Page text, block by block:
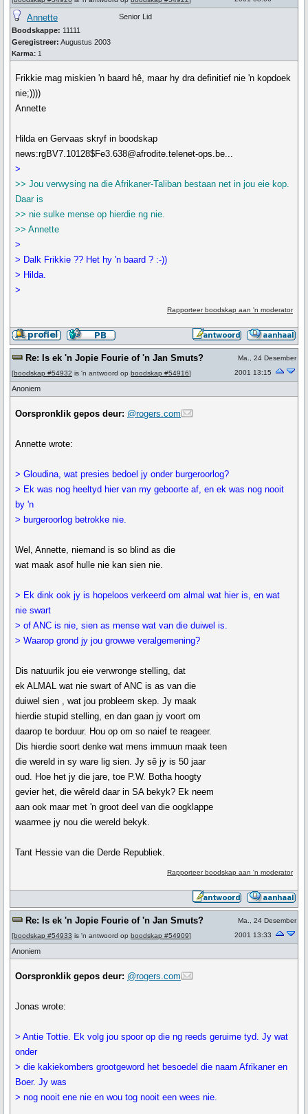
Annette
Boodskappe: 11111
Geregistreer: Augustus 2003
Karma: 1
Senior Lid
Frikkie mag miskien 'n baard hê, maar hy dra definitief nie 'n kopdoek
nie;))))
Annette
Hilda en Gervaas skryf in boodskap
news:rgBV7.10128$Fe3.638@afrodite.telenet-ops.be...
>
>> Jou verwysing na die Afrikaner-Taliban bestaan net in jou eie kop.
Daar is
>> nie sulke mense op hierdie ng nie.
>> Annette
>
> Dalk Frikkie ?? Het hy 'n baard ? :-))
> Hilda.
>
Rapporteer boodskap aan 'n moderator
Re: Is ek 'n Jopie Fourie of 'n Jan Smuts?
[boodskap #54932 is 'n antwoord op boodskap #54916]
Ma., 24 Desember
2001 13:15
Anoniem
Oorspronklik gepos deur: @rogers.com
Annette wrote:
> Gloudina, wat presies bedoel jy onder burgeroorlog?
> Ek was nog heeltyd hier van my geboorte af, en ek was nog nooit
by 'n
> burgeroorlog betrokke nie.
Wel, Annette, niemand is so blind as die
wat maak asof hulle nie kan sien nie.
> Ek dink ook jy is hopeloos verkeerd om almal wat hier is, en wat
nie swart
> of ANC is nie, sien as mense wat van die duiwel is.
> Waarop grond jy jou growwe veralgemening?
Dis natuurlik jou eie verwronge stelling, dat
ek ALMAL wat nie swart of ANC is as van die
duiwel sien , wat jou probleem skep. Jy maak
hierdie stupid stelling, en dan gaan jy voort om
daarop te borduur. Hou op om so naief te reageer.
Dis hierdie soort denke wat mens immuun maak teen
die wereld in sy ware lig sien. Jy sê jy is 50 jaar
oud. Hoe het jy die jare, toe P.W. Botha hoogty
gevier het, die wêreld daar in SA bekyk? Ek neem
aan ook maar met 'n groot deel van die oogklappe
waarmee jy nou die wereld bekyk.
Tant Hessie van die Derde Republiek.
Rapporteer boodskap aan 'n moderator
Re: Is ek 'n Jopie Fourie of 'n Jan Smuts?
[boodskap #54933 is 'n antwoord op boodskap #54909]
Ma., 24 Desember
2001 13:33
Anoniem
Oorspronklik gepos deur: @rogers.com
Jonas wrote:
> Antie Tottie. Ek volg jou spoor op die ng reeds geruime tyd. Jy wat
onder
> die kakiekombers grootgeword het besoedel die naam Afrikaner en
Boer. Jy was
> nog nooit ene nie en wou tog nooit een wees nie.